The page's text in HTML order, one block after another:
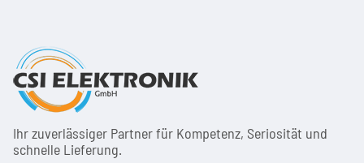
Ihr zuver­läs­siger Partner für Kom­pe­tenz, Seri­osi­tät und
schnel­le Lie­ferung.